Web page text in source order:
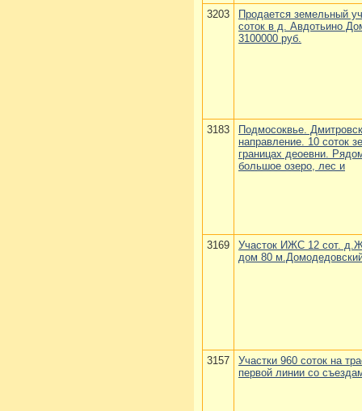
3203
Продается земельный
соток в д. Авдотьино
3100000 руб.
3183
Подмосоквье.
направление. 10 соток
границах деоевни.
большое озеро, лес и
3169
Участок ИЖС 12 сот.
дом 80
3157
Участки 960 соток на
первой линии со